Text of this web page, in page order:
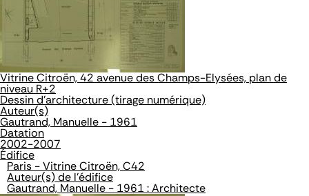
Vitrine Citroën, 42 avenue des Champs-Elysées, plan de
niveau R+2
Dessin d'architecture (tirage numérique)
Auteur(s)
Gautrand, Manuelle - 1961
Datation
2002-2007
Édifice
Paris - Vitrine Citroën, C42
Auteur(s) de l'édifice
Gautrand, Manuelle - 1961 : Architecte